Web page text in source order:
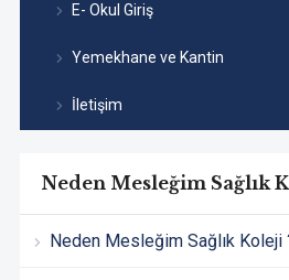
E- Okul Giriş
Yemekhane ve Kantin
İletişim
Neden Mesleğim Sağlık
Neden Mesleğim Sağlık Koleji